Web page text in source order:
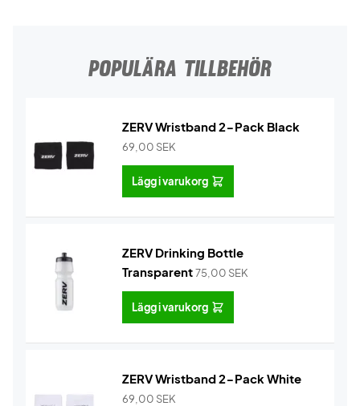
POPULÄRA TILLBEHÖR
ZERV Wristband 2-Pack Black
69,00 SEK
Lägg i varukorg
ZERV Drinking Bottle
Transparent75,00 SEK
Lägg i varukorg
ZERV Wristband 2-Pack White
69,00 SEK